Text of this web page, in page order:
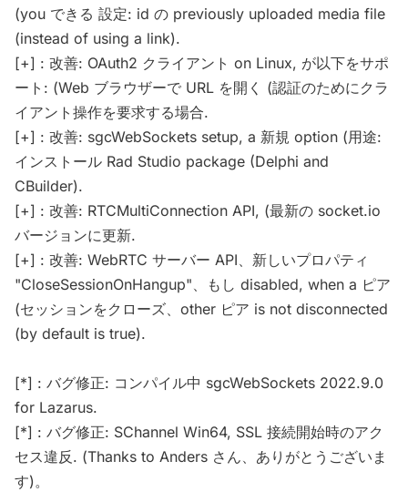
(you できる 設定: id の previously uploaded media file
(instead of using a link).
[+] : 改善: OAuth2 クライアント on Linux, が以下をサポ
ート: (Web ブラウザーで URL を開く (認証のためにクラ
イアント操作を要求する場合.
[+] : 改善: sgcWebSockets setup, a 新規 option (用途:
インストール Rad Studio package (Delphi and
CBuilder).
[+] : 改善: RTCMultiConnection API, (最新の socket.io
バージョンに更新.
[+] : 改善: WebRTC サーバー API、新しいプロパティ
"CloseSessionOnHangup"、もし disabled, when a ピア
(セッションをクローズ、other ピア is not disconnected
(by default is true).
[*] : バグ修正: コンパイル中 sgcWebSockets 2022.9.0
for Lazarus.
[*] : バグ修正: SChannel Win64, SSL 接続開始時のアク
セス違反. (Thanks to Anders さん、ありがとうございま
す)。